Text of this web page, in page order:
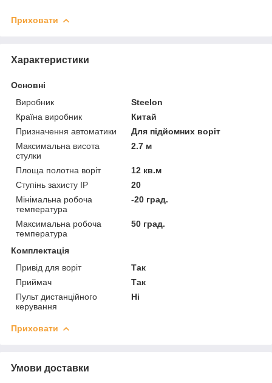
Приховати
Характеристики
Основні
Виробник
Steelon
Країна виробник
Китай
Призначення автоматики
Для підйомних воріт
Максимальна висота
стулки
2.7 м
Площа полотна воріт
12 кв.м
Ступінь захисту IP
20
Мінімальна робоча
температура
-20 град.
Максимальна робоча
температура
50 град.
Комплектація
Привід для воріт
Так
Приймач
Так
Пульт дистанційного
керування
Ні
Приховати
Умови доставки